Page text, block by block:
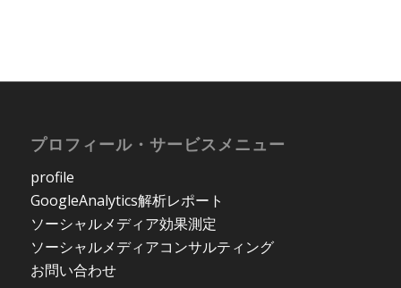
プロフィール・サービスメニュー
profile
GoogleAnalytics解析レポート
ソーシャルメディア効果測定
ソーシャルメディアコンサルティング
お問い合わせ